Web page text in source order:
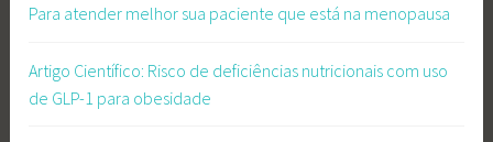
Para atender melhor sua paciente que está na menopausa
Artigo Científico: Risco de deficiências nutricionais com uso
de GLP-1 para obesidade